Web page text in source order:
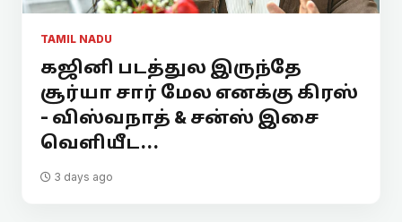
TAMIL NADU
கஜினி படத்துல இருந்தே
சூர்யா சார் மேல எனக்கு கிரஸ்
- விஸ்வநாத் & சன்ஸ் இசை
வெளியீட...
3 days ago